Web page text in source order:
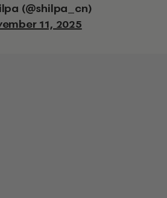
(@shilpa_cn)
11, 2025